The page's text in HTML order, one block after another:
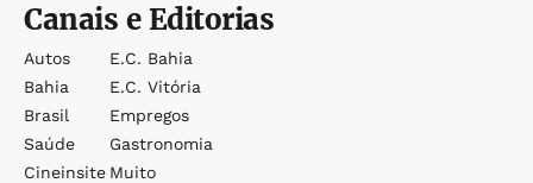
Canais e Editorias
Autos
Bahia
Brasil
Saúde
Cineinsite
E.c. Bahia
E.c. Vitória
Empregos
Gastronomia
Muito